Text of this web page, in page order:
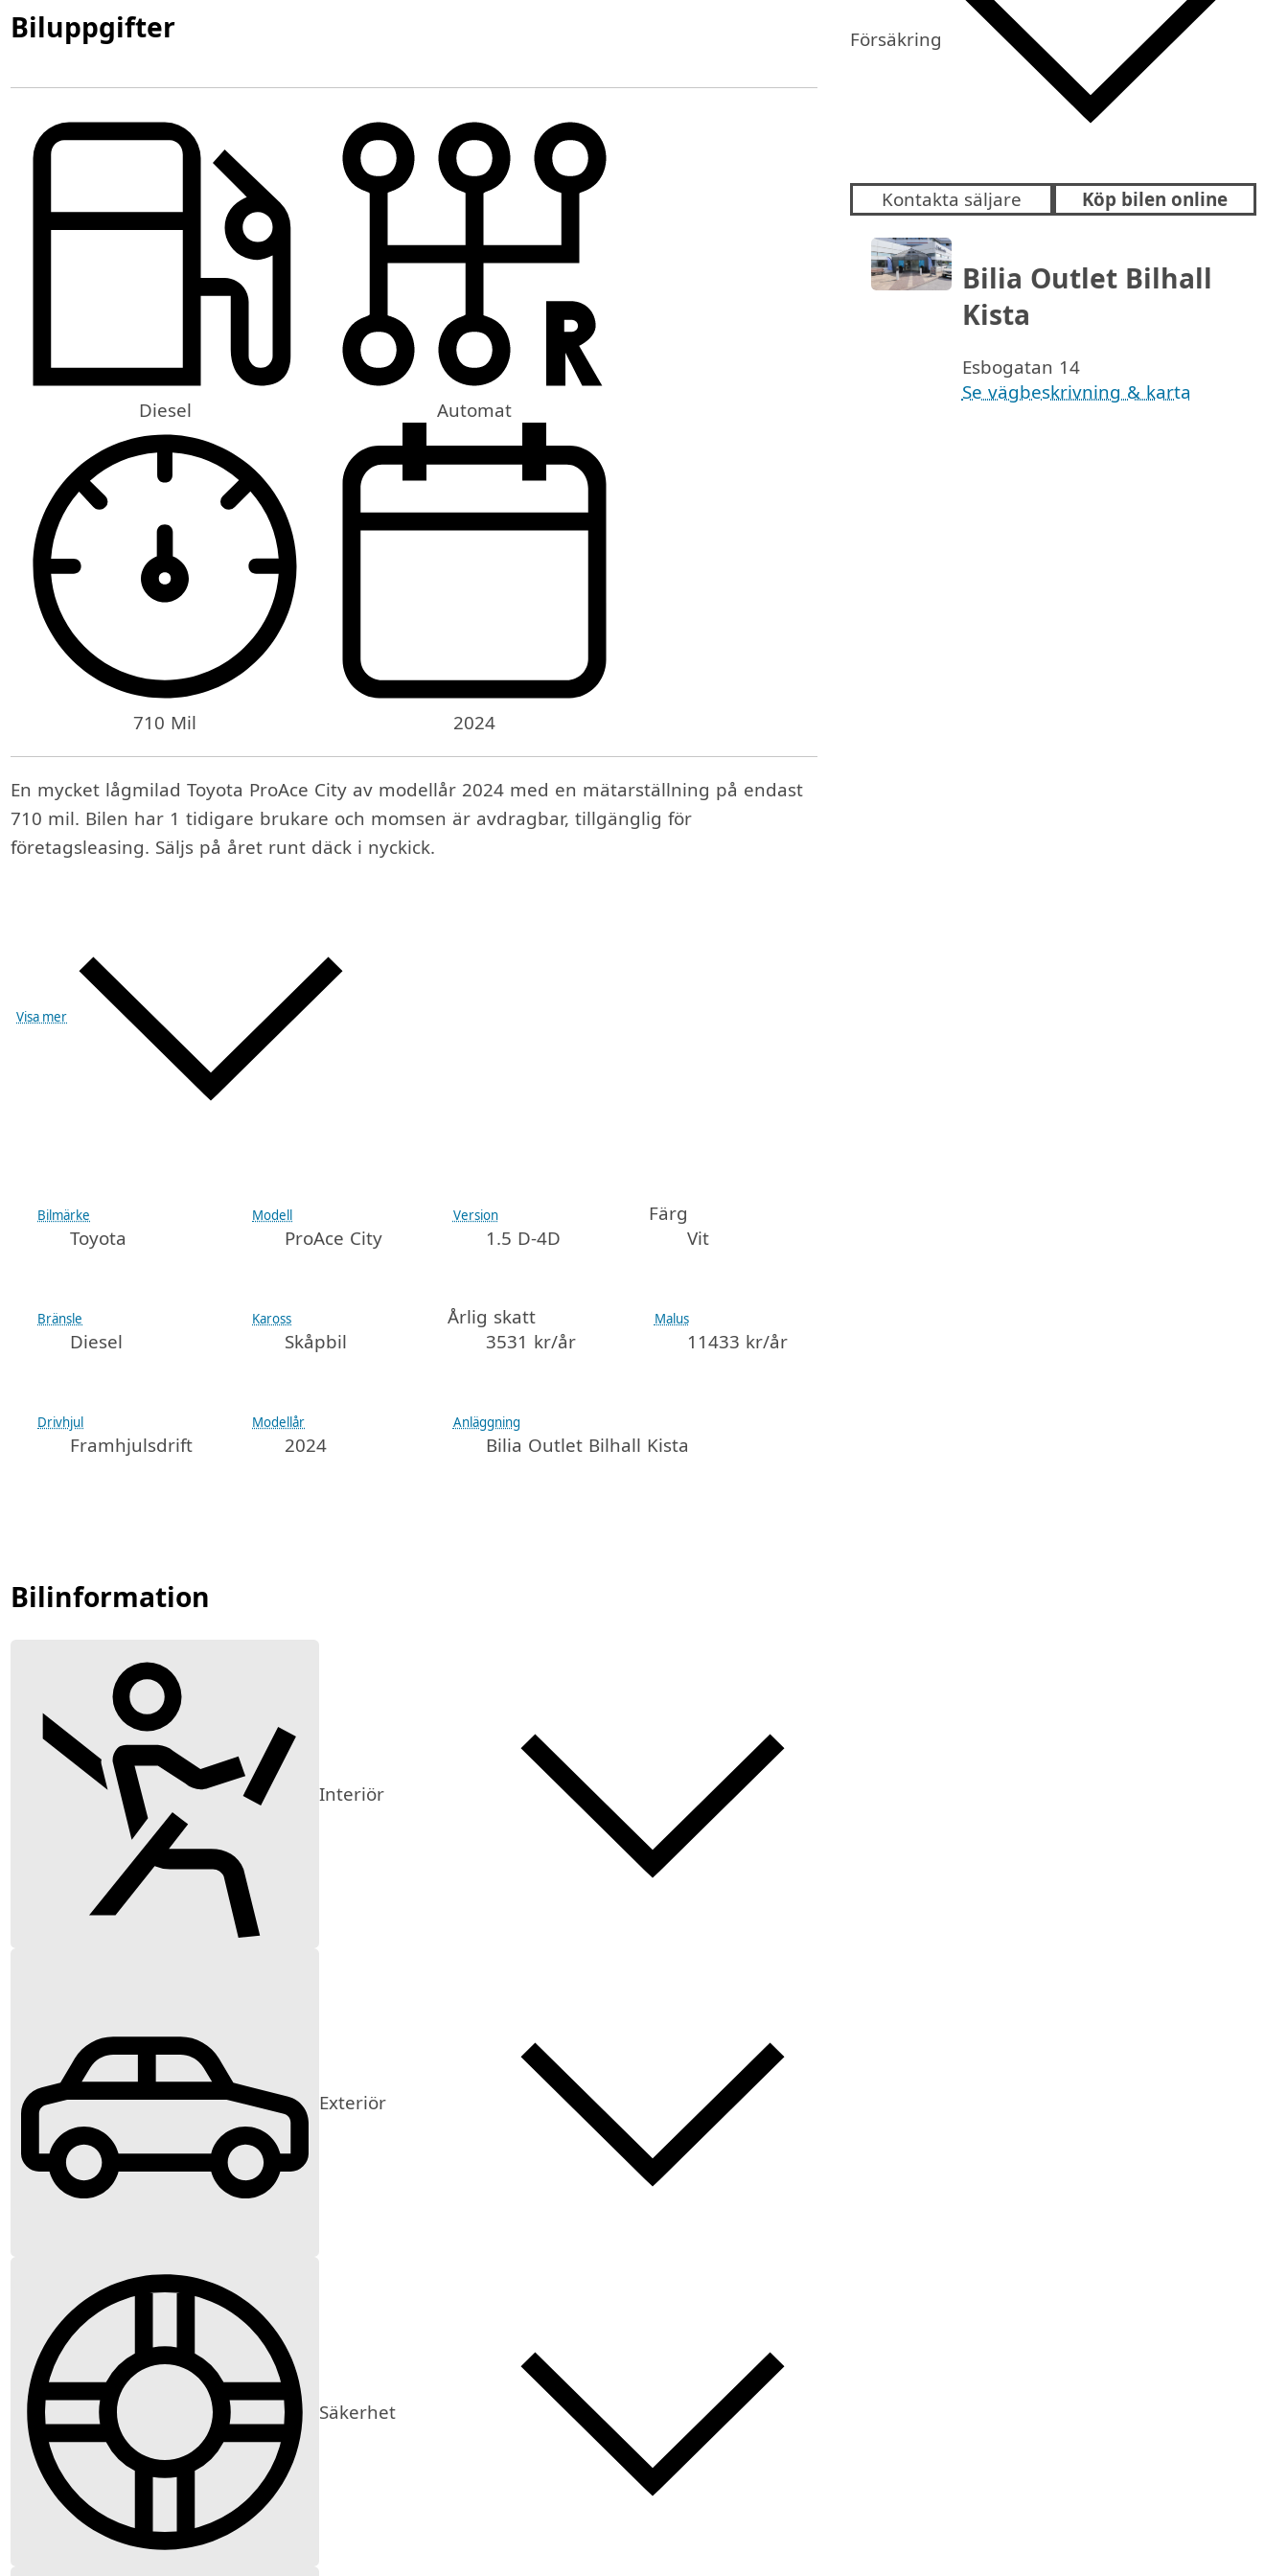
Försäkring
Kontakta säljare Köp bilen online
Bilia Outlet Bilhall
Kista
Esbogatan 14
Se vägbeskrivning & karta
Biluppgifter
Diesel Automat
710 Mil 2024
En mycket lågmilad Toyota ProAce City av modellår 2024 med en mätarställning på endast
710 mil. Bilen har 1 tidigare brukare och momsen är avdragbar, tillgänglig för
företagsleasing. Säljs på året runt däck i nyckick.
Visa mer
Bilmärke
Toyota
Modell
ProAce City
Version
1.5 D-4D
Färg
Vit
Bränsle
Diesel
Kaross
Skåpbil
Årlig skatt
3531 kr/år
Malus
11433 kr/år
Drivhjul
Framhjulsdrift
Modellår
2024
Anläggning
Bilia Outlet Bilhall Kista
Bilinformation
Interiör
Exteriör
Säkerhet